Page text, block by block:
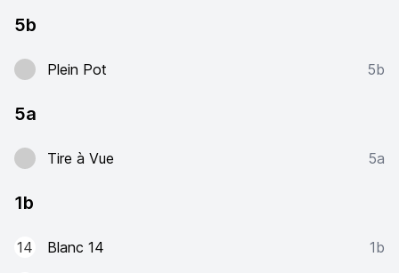
5b
Plein Pot 5b
5a
Tire à Vue 5a
1b
14 Blanc 14
1b